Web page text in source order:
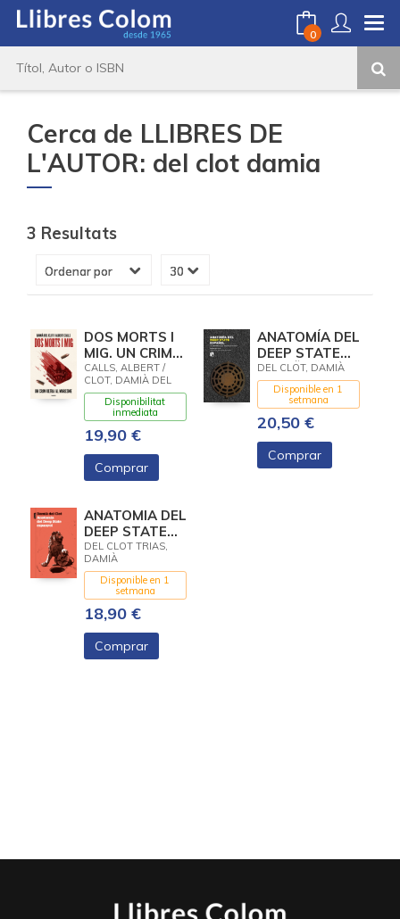
0
Cerca de LLIBRES DE
L'AUTOR: del clot damia
3 Resultats
DOS MORTS I
MIG. UN CRIM
ULTRA AL
MARESME
CALLS, ALBERT /
CLOT, DAMIÀ DEL
Disponibilitat
inmediata
19,90 €
Comprar
ANATOMÍA DEL
DEEP STATE
ESPAÑOL
DEL CLOT, DAMIÀ
Disponible en 1
setmana
20,50 €
Comprar
ANATOMIA DEL
DEEP STATE
ESPANYOL
DEL CLOT TRIAS,
DAMIÀ
Disponible en 1
setmana
18,90 €
Comprar